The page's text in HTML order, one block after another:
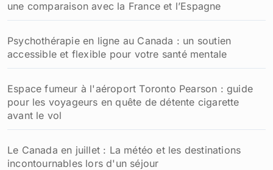
une comparaison avec la France et l’Espagne
Psychothérapie en ligne au Canada : un soutien
accessible et flexible pour votre santé mentale
Espace fumeur à l'aéroport Toronto Pearson : guide
pour les voyageurs en quête de détente cigarette
avant le vol
Le Canada en juillet : La météo et les destinations
incontournables lors d'un séjour